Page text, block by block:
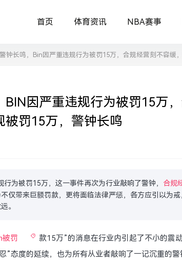
首页 体育资讯 NBA赛事
警钟长鸣，Bin因严重违规行为被罚15万，合规经营刻不容缓
BIN因严重违规行为被罚15万
被罚15万，警钟长鸣
行为被罚15万，这一事件再次为行业敲响了警钟， 合规
仅带来巨额罚款，更将面临法律严惩，各方应引以为
。
被罚
款15万”的消息在行业内引起了不小的震
”态度的延续，也为所有从业者敲响了一记沉重的警